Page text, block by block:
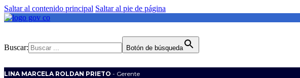
Saltar al contenido principal Saltar al pie de página
Buscar: Botón de búsqueda
LINA MARCELA ROLDAN PRIETO - Gerente